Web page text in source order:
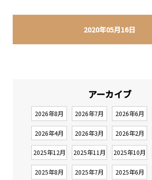
2020年05月16日
アーカイブ
2026年8月 2026年7月 2026年6月
2026年4月 2026年3月 2026年2月
2025年12月 2025年11月 2025年10月
2025年8月 2025年7月 2025年6月